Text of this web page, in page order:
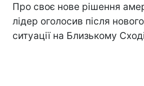
Про своє нове рішення
лідер оголосив після
ситуації на Близькому